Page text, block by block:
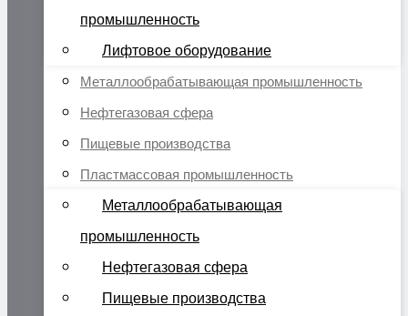
промышленность
Лифтовое оборудование
Металлообрабатывающая промышленность
Нефтегазовая сфера
Пищевые производства
Пластмассовая промышленность
Металлообрабатывающая
промышленность
Нефтегазовая сфера
Пищевые производства